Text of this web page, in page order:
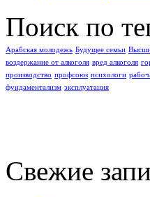
Поиск по
Арабская молодежь Буду­щее семьи
воздержание от алкоголя вред алкоголя
производство профсоюз психологи
фундаментализм эксплуатация
Свежие